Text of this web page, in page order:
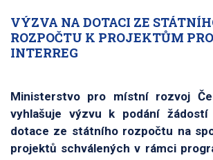
VÝZVA NA DOTACI ZE
ROZPOČTU K PROJEKTŮM
INTERREG
Ministerstvo pro místní rozvoj
vyhlašuje výzvu k podání
dotace ze státního rozpočtu na
projektů schválených v rámci